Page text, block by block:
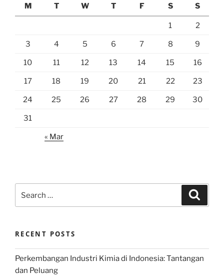
M
T W T F S S
1 2
3 4 5 6 7 8 9
10 11 12 13 14 15 16
17 18 19 20 21 22 23
24 25 26 27 28 29 30
31
« Mar
for:
RECENT POSTS
Perkembangan Industri Kimia di Indonesia: Tantangan
dan Peluang